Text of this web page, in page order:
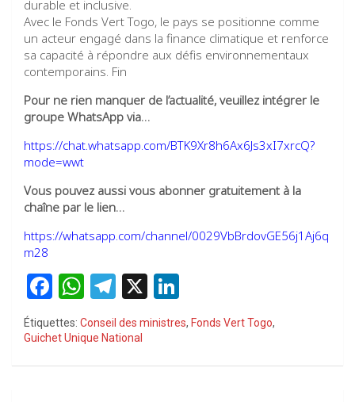
durable et inclusive.
Avec le Fonds Vert Togo, le pays se positionne comme
un acteur engagé dans la finance climatique et renforce
sa capacité à répondre aux défis environnementaux
contemporains. Fin
Pour ne rien manquer de l’actualité, veuillez intégrer le
groupe WhatsApp via…
https://chat.whatsapp.com/BTK9Xr8h6Ax6Js3xI7xrcQ?
mode=wwt
Vous pouvez aussi vous abonner gratuitement à la
chaîne par le lien…
https://whatsapp.com/channel/0029VbBrdovGE56j1Aj6q
m28
F
a
ce
b
W
h
at
s
T
el
e
gr
X
n
ke
dI
Étiquettes: Conseil des ministres, Fonds Vert Togo,
Guichet Unique National